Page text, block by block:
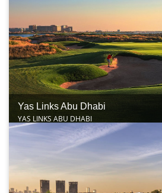
Yas Links Abu Dhabi
YAS LINKS ABU DHABI